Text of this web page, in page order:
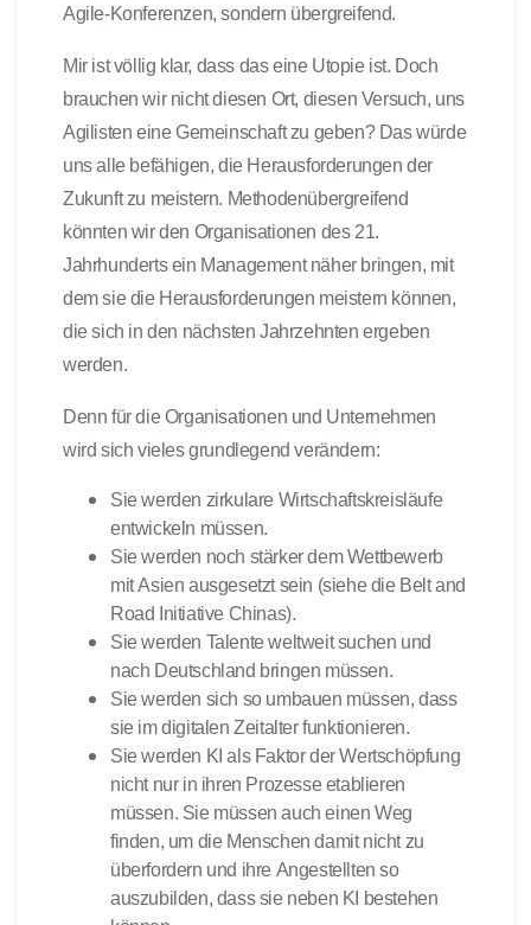
Agile-Konferenzen, sondern übergreifend.
Mir ist völlig klar, dass das eine Utopie ist. Doch
brauchen wir nicht diesen Ort, diesen Versuch, uns
Agilisten eine Gemeinschaft zu geben? Das würde
uns alle befähigen, die Herausforderungen der
Zukunft zu meistern. Methodenübergreifend
könnten wir den Organisationen des 21.
Jahrhunderts ein Management näher bringen, mit
dem sie die Herausforderungen meistern können,
die sich in den nächsten Jahrzehnten ergeben
werden.
Denn für die Organisationen und Unternehmen
wird sich vieles grundlegend verändern:
Sie werden zirkulare Wirtschaftskreisläufe
entwickeln müssen.
Sie werden noch stärker dem Wettbewerb
mit Asien ausgesetzt sein (siehe die Belt and
Road Initiative Chinas).
Sie werden Talente weltweit suchen und
nach Deutschland bringen müssen.
Sie werden sich so umbauen müssen, dass
sie im digitalen Zeitalter funktionieren.
Sie werden KI als Faktor der Wertschöpfung
nicht nur in ihren Prozesse etablieren
müssen. Sie müssen auch einen Weg
finden, um die Menschen damit nicht zu
überfordern und ihre Angestellten so
auszubilden, dass sie neben KI bestehen